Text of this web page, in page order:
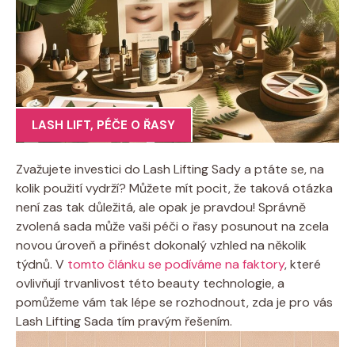
LASH LIFT, PÉČE O ŘASY
Zvažujete investici do Lash Lifting Sady a ptáte se, na
kolik použití vydrží? Můžete mít pocit, že taková otázka
není zas tak důležitá, ale opak je pravdou! Správně
zvolená sada může vaši péči o řasy posunout na zcela
novou úroveň a přinést dokonalý vzhled na několik
týdnů. V tomto článku se podíváme na faktory, které
ovlivňují trvanlivost této beauty technologie, a
pomůžeme vám tak lépe se rozhodnout, zda je pro vás
Lash Lifting Sada tím pravým řešením.